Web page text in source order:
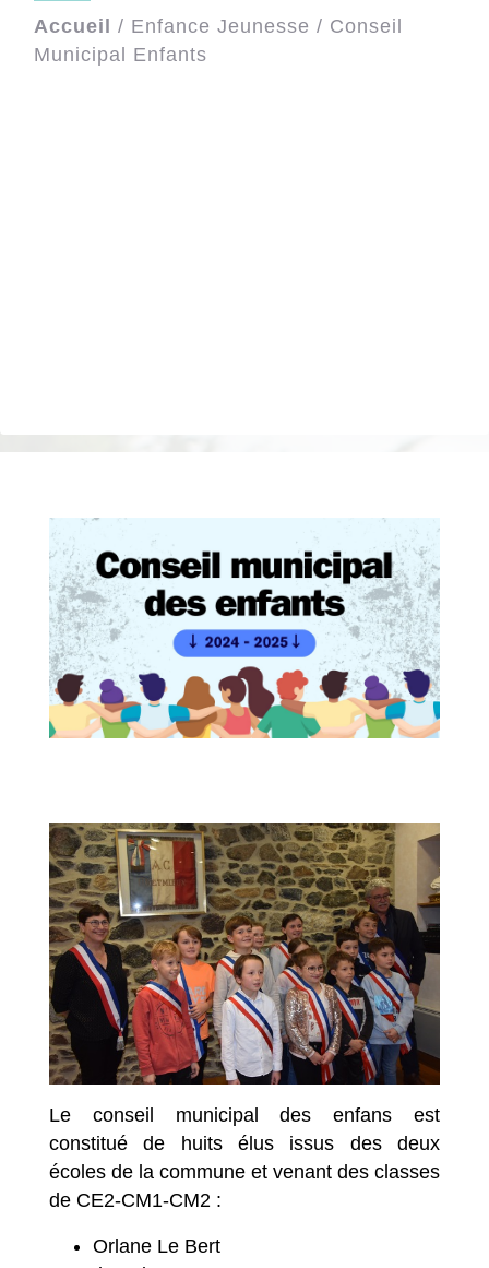
Accueil / Enfance Jeunesse / Conseil
Municipal Enfants
Le conseil municipal des enfans est
constitué de huits élus issus des deux
écoles de la commune et venant des classes
de CE2-CM1-CM2 :
Orlane Le Bert